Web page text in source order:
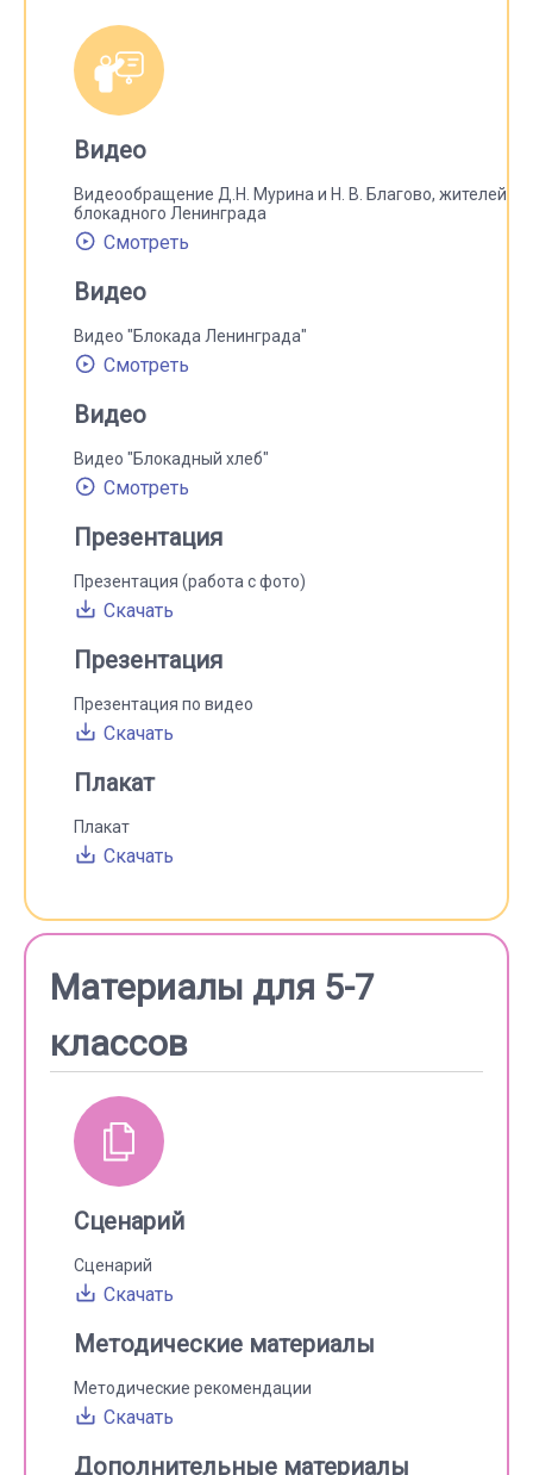
Видео
Видеообращение Д.Н. Мурина и Н. В. Благово, жителей
блокадного Ленинграда
Смотреть
Видео
Видео "Блокада Ленинграда"
Смотреть
Видео
Видео "Блокадный хлеб"
Смотреть
Презентация
Презентация (работа с фото)
Скачать
Презентация
Презентация по видео
Скачать
Плакат
Плакат
Скачать
Материалы для 5-7
классов
Сценарий
Сценарий
Скачать
Методические материалы
Методические рекомендации
Скачать
Дополнительные материалы